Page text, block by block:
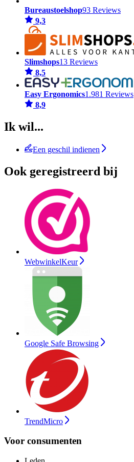
Bureaustoelshop93 Reviews
9,3
Slimshops13 Reviews
8,5
Easy Ergonomics1.981 Reviews
8,9
Ik wil...
Een geschil indienen
Ook geregistreerd bij
WebwinkelKeur
Google Safe Browsing
TrendMicro
Voor consumenten